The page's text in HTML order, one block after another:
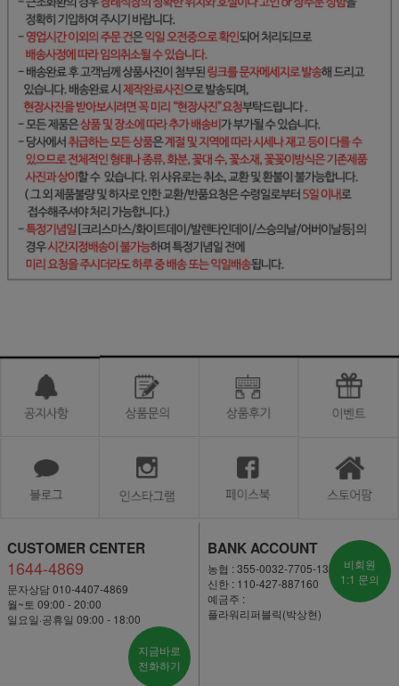
CUSTOMER CENTER
1644-4869
문자상담 010-4407-4869
월~토 09:00 - 20:00
일요일·공휴일 09:00 - 18:00
지금바로
전화하기
BANK ACCOUNT
농협 : 355-0032-7705-13
신한 : 110-427-887160
예금주 :
플라워리퍼블릭(박상현)
비회원
1:1 문의